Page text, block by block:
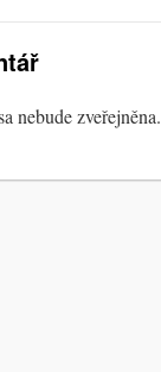
nebude zveřejněna.